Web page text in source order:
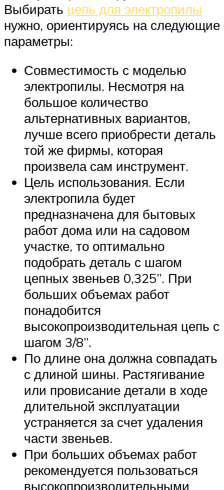
Выбирать цепь для электропилы
нужно, ориентируясь на следующие
параметры:
Совместимость с моделью
электропилы. Несмотря на
большое количество
альтернативных вариантов,
лучше всего приобрести деталь
той же фирмы, которая
произвела сам инструмент.
Цель использования. Если
электропила будет
предназначена для бытовых
работ дома или на садовом
участке, то оптимально
подобрать деталь с шагом
цепных звеньев 0,325”. При
больших объемах работ
понадобится
высокопроизводительная цепь с
шагом 3/8”.
По длине она должна совпадать
с длиной шины. Растягивание
или провисание детали в ходе
длительной эксплуатации
устраняется за счет удаления
части звеньев.
При больших объемах работ
рекомендуется пользоваться
высокопроизводительными